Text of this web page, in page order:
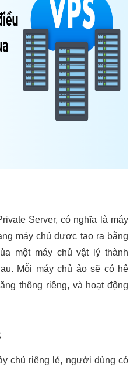
Server, có nghĩa là máy
máy chủ được tạo ra bằng
một máy chủ vật lý thành
Mỗi máy chủ ảo sẽ có hệ
thông riêng, và hoạt động
chủ riêng lẻ, người dùng có